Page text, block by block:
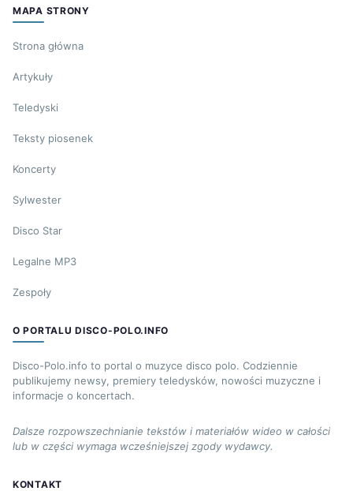
MAPA STRONY
Strona główna
Artykuły
Teledyski
Teksty piosenek
Koncerty
Sylwester
Disco Star
Legalne MP3
Zespoły
O PORTALU DISCO-POLO.INFO
Disco-Polo.info to portal o muzyce disco polo. Codziennie
publikujemy newsy, premiery teledysków, nowości muzyczne i
informacje o koncertach.
Dalsze rozpowszechnianie tekstów i materiałów wideo w całości
lub w części wymaga wcześniejszej zgody wydawcy.
KONTAKT